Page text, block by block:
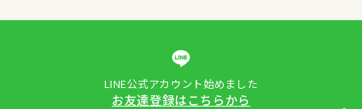
LINE公式アカウント始めました
お友達登録はこちらから